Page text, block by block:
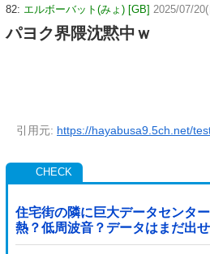
82: エルボーバット(みょ) [GB] 2025/07/
パヨク界隈沈黙中ｗ
引用元: https://hayabusa9.5ch.net/
住宅街の隣に巨大データセンタ
熱？低周波音？データはまだ出